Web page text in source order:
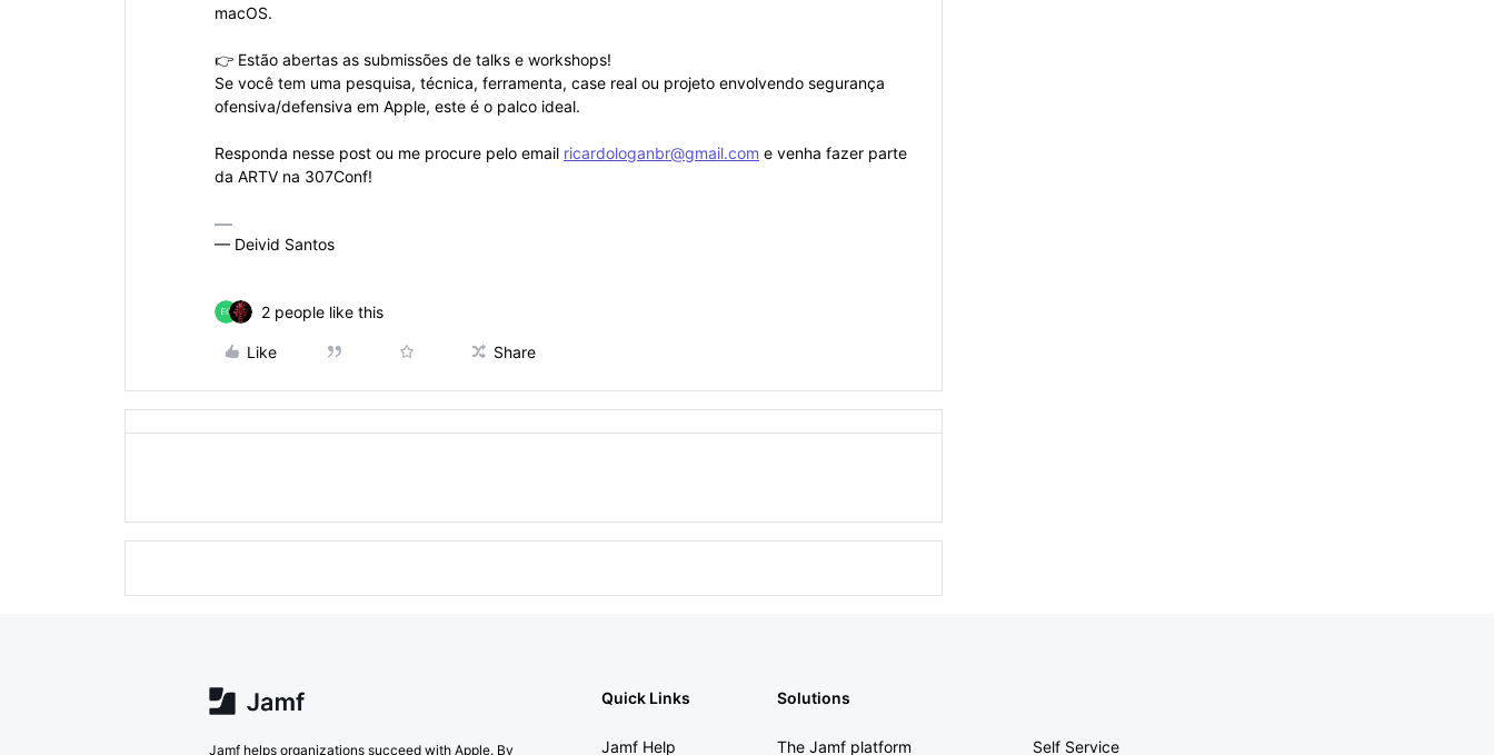
macOS.
👉 Estão abertas as submissões de talks e workshops!
Se você tem uma pesquisa, técnica, ferramenta, case real ou projeto envolvendo segurança
ofensiva/defensiva em Apple, este é o palco ideal.
Responda nesse post ou me procure pelo email ricardologanbr@gmail.com e venha fazer parte
da ARTV na 307Conf!
— Deivid Santos
2 people like this
Like Share
Jamf helps organizations succeed with Apple. By
Quick Links
Jamf Help
Solutions
The Jamf platform Self Service